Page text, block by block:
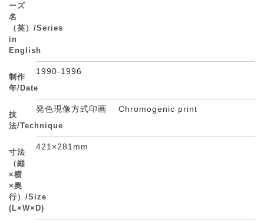
ーズ
名
（英）/Series
in
English
制作
年/Date
1990-1996
技
法/Technique
発色現像方式印画 Chromogenic print
寸法
（縦
×横
×奥
行）/Size
(L×W×D)
421×281mm